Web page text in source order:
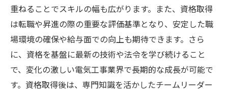
重ねることでスキルの幅も広がります。また、資格取得
は転職や昇進の際の重要な評価基準となり、安定した職
場環境の確保や給与面での向上も期待できます。さら
に、資格を基盤に最新の技術や法令を学び続けること
で、変化の激しい電気工事業界で長期的な成長が可能で
す。資格取得後は、専門知識を活かしたチームリーダー